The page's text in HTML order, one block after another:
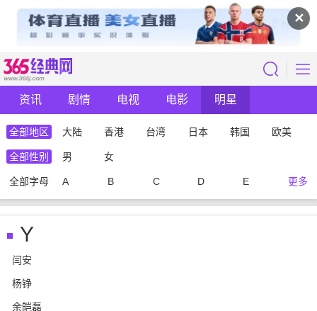
✕
资讯 剧情 电视 电影 明星
全部地区 大陆 香港 台湾 日本 韩国 欧美
全部性别 男 女
全部字母 A B C D E 更多
Y
闫安
杨铮
余皑磊